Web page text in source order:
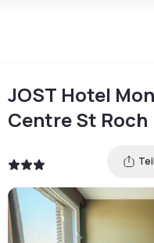
JOST Hotel
Centre St Roch